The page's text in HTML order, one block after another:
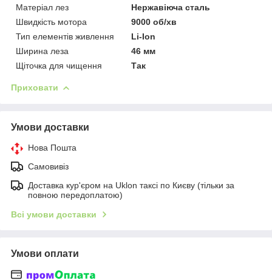
Матеріал лез
Нержавіюча сталь
Швидкість мотора
9000 об/хв
Тип елементів живлення
Li-Ion
Ширина леза
46 мм
Щіточка для чищення
Так
Приховати
Умови доставки
Нова Пошта
Самовивіз
Доставка кур'єром на Uklon таксі по Києву (тільки за
повною передоплатою)
Всі умови доставки
Умови оплати